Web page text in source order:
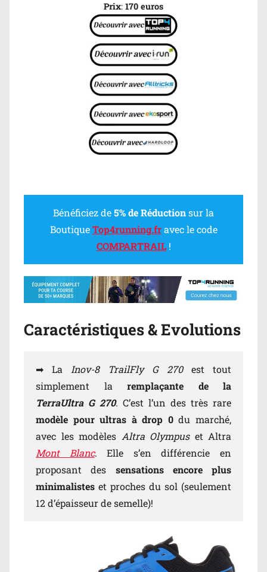
Prix: 170 euros
Bénéficiez de5% de Réductionsur la
BoutiqueTop4running.fravec le code
COMPARTRAIL!
Caractéristiques & Evolutions
➡ La Inov-8 TrailFly G 270est tout
simplement la remplaçante de la
TerraUltra G 270. C’est l’un des très rare
modèle pour ultras à drop 0du marché,
avec les modèles Altra Olympuset Altra
Mont Blanc. Elle s’en différencie en
proposant des sensations encore plus
minimalistes et proches du sol (seulement
12 d’épaisseur de semelle)!